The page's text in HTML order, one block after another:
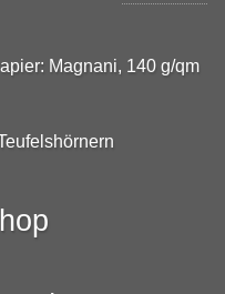
Magnani, 140 g/qm